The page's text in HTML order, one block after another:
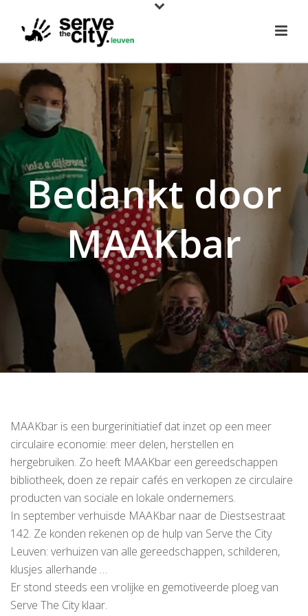
Bedankt door
MAAKbar
MAAKbar is een burgerinitiatief dat inzet op een meer
circulaire economie: meer delen, herstellen en
hergebruiken. Zo heeft MAAKbar een gereedschappen
bibliotheek, doen ze repair cafés en verkopen ze circulaire
producten van sociale en lokale ondernemers.
In september verhuisde MAAKbar naar de Diestsestraat
142. Ze konden rekenen op de hulp van Serve the City
Leuven: verhuizen van alle gereedschappen, schilderen,
klusjes allerhande …
Er stond steeds een vrolijke en gemotiveerde ploeg van
Serve The City klaar.